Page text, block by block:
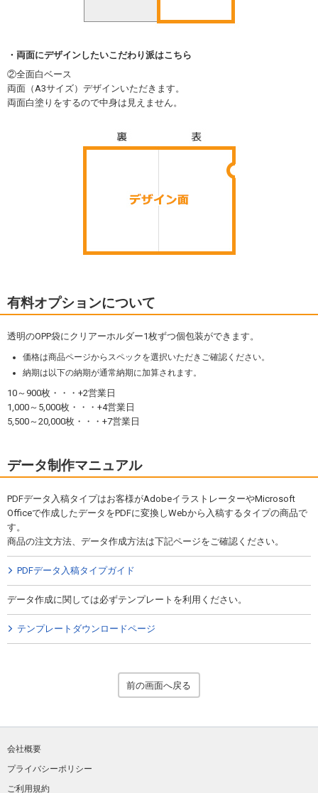
両面にデザインしたいこだわり派はこちら
②全面白ベース
両面（A3サイズ）デザインいただきます。
両面白塗りをするので中身は見えません。
有料オプションについて
透明のOPP袋にクリアーホルダー1枚ずつ個包装ができます。
価格は商品ページからスペックを選択いただきご確認ください。
納期は以下の納期が通常納期に加算されます。
10～900枚・・・+2営業日
1,000～5,000枚・・・+4営業日
5,500～20,000枚・・・+7営業日
データ制作マニュアル
PDFデータ入稿タイプはお客様がAdobeイラストレーターやMicrosoft
Officeで作成したデータをPDFに変換しWebから入稿するタイプの商品で
す。
商品の注文方法、データ作成方法は下記ページをご確認ください。
PDFデータ入稿タイプガイド
データ作成に関しては必ずテンプレートを利用ください。
テンプレートダウンロードページ
前の画面へ戻る
会社概要
プライバシーポリシー
ご利用規約